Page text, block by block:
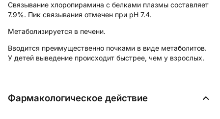
Связывание хлоропирамина с белками плазмы составляет
7.9%. Пик связывания отмечен при pH 7.4.
Метаболизируется в печени.
Вводится преимущественно почками в виде метаболитов.
У детей выведение происходит быстрее, чем у взрослых.
Фармакологическое действие